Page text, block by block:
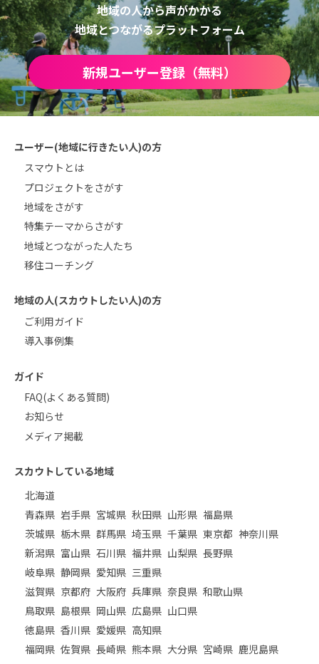
地域の人から声がかかる
地域とつながるプラットフォーム
新規ユーザー登録（無料）
ユーザー(地域に行きたい人)の方
スマウトとは
プロジェクトをさがす
地域をさがす
特集テーマからさがす
地域とつながった人たち
移住コーチング
地域の人(スカウトしたい人)の方
ご利用ガイド
導入事例集
ガイド
FAQ(よくある質問)
お知らせ
メディア掲載
スカウトしている地域
北海道
青森県 岩手県 宮城県 秋田県 山形県 福島県
茨城県 栃木県 群馬県 埼玉県 千葉県 東京都 神奈川県
新潟県 富山県 石川県 福井県 山梨県 長野県
岐阜県 静岡県 愛知県 三重県
滋賀県 京都府 大阪府 兵庫県 奈良県 和歌山県
鳥取県 島根県 岡山県 広島県 山口県
徳島県 香川県 愛媛県 高知県
福岡県 佐賀県 長崎県 熊本県 大分県 宮崎県 鹿児島県